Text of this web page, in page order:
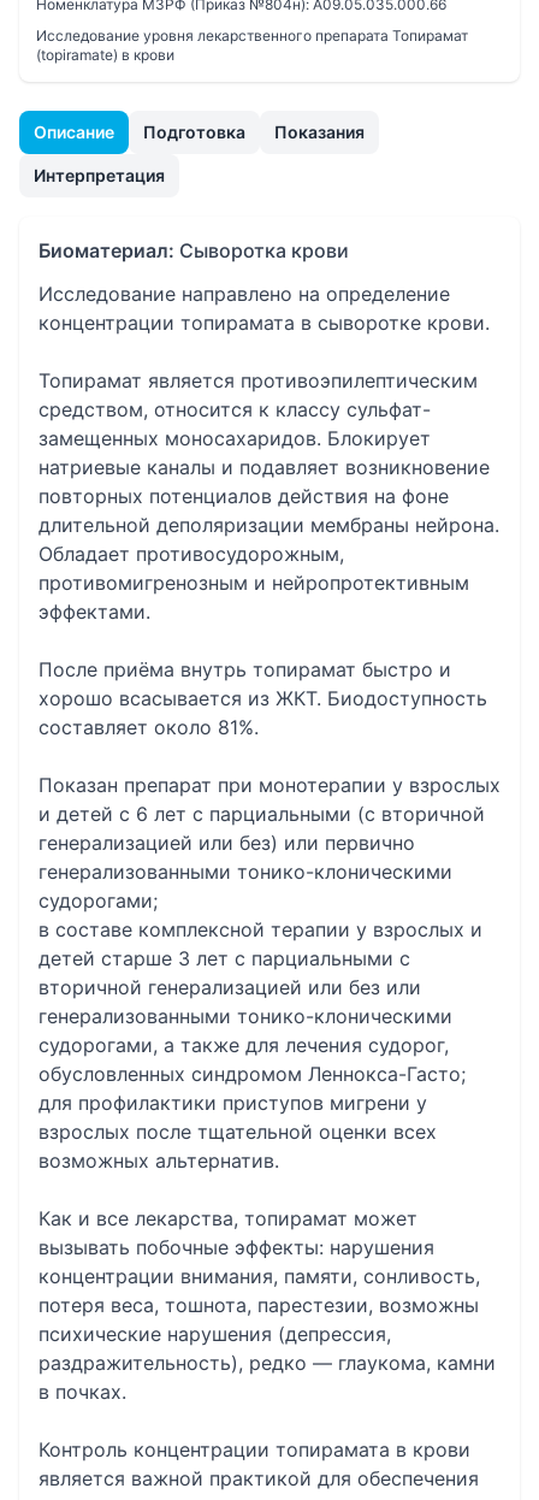
Описание Подготовка Показания
Интерпретация
Биоматериал: Сыворотка крови
Исследование направлено на определение
концентрации топирамата в сыворотке крови.
Топирамат является противоэпилептическим
средством, относится к классу сульфат-
замещенных моносахаридов. Блокирует
натриевые каналы и подавляет возникновение
повторных потенциалов действия на фоне
длительной деполяризации мембраны нейрона.
Обладает противосудорожным,
противомигренозным и нейропротективным
эффектами.
После приёма внутрь топирамат быстро и
хорошо всасывается из ЖКТ. Биодоступность
составляет около 81%.
Показан препарат при монотерапии у взрослых
и детей с 6 лет с парциальными (с вторичной
генерализацией или без) или первично
генерализованными тонико-клоническими
судорогами;
в составе комплексной терапии у взрослых и
детей старше 3 лет с парциальными с
вторичной генерализацией или без или
генерализованными тонико-клоническими
судорогами, а также для лечения судорог,
обусловленных синдромом Леннокса-Гасто;
для профилактики приступов мигрени у
взрослых после тщательной оценки всех
возможных альтернатив.
Как и все лекарства, топирамат может
вызывать побочные эффекты: нарушения
концентрации внимания, памяти, сонливость,
потеря веса, тошнота, парестезии, возможны
психические нарушения (депрессия,
раздражительность), редко — глаукома, камни
в почках.
Контроль концентрации топирамата в крови
является важной практикой для обеспечения
Номенклатура МЗРФ (Приказ №804н): A09.05.035.000.66
Исследование уровня лекарственного препарата Топирамат
(topiramate) в крови